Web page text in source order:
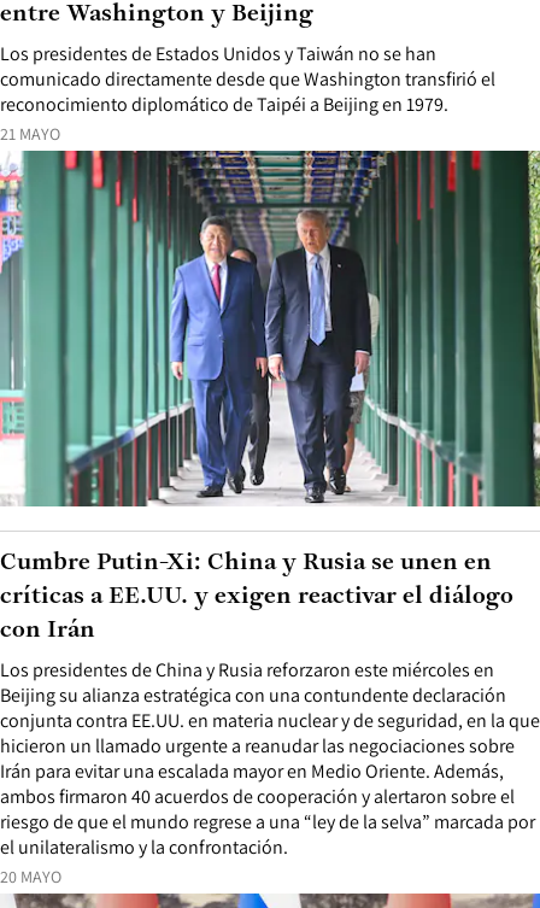
21 MAYO
Los presidentes de Estados Unidos y Taiwán no se han
comunicado directamente desde que Washington transfirió el
reconocimiento diplomático de Taipéi a Beijing en 1979.
entre Washington y Beijing
20 MAYO
Los presidentes de China y Rusia reforzaron este miércoles en
Beijing su alianza estratégica con una contundente declaración
conjunta contra EE.UU. en materia nuclear y de seguridad, en la que
hicieron un llamado urgente a reanudar las negociaciones sobre
Irán para evitar una escalada mayor en Medio Oriente. Además,
ambos firmaron 40 acuerdos de cooperación y alertaron sobre el
riesgo de que el mundo regrese a una “ley de la selva” marcada por
el unilateralismo y la confrontación.
Cumbre Putin-Xi: China y Rusia se unen en
críticas a EE.UU. y exigen reactivar el diálogo
con Irán